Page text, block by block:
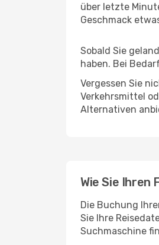
über letzte
Geschmack
Sobald Sie
haben. Bei
Vergessen Sie
Verkehrsmittel
Alternativen
Wie Sie Ihren
Die Buchung
Sie Ihre
Suchmaschine